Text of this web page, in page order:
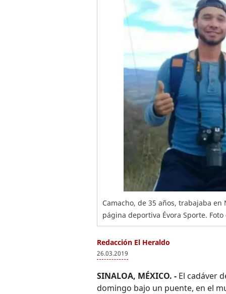
Camacho, de 35 años, trabajaba
página deportiva Évora Sporte. Foto
Redacción El Heraldo
26.03.2019
SINALOA, MÉXICO. - El cadáver
domingo bajo un puente, en el